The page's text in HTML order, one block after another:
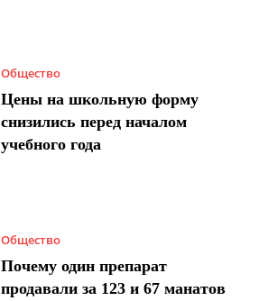
Общество
Цены на школьную форму
снизились перед началом
учебного года
Общество
Почему один препарат
продавали за 123 и 67 манатов